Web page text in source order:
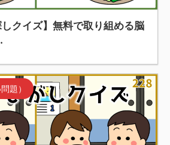
クイズ】無料で取り組める脳
題）